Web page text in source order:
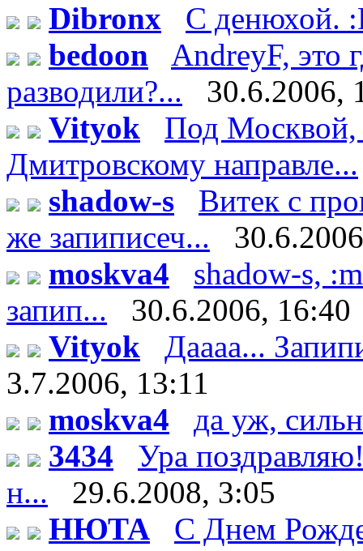
Dibronx
С денюхой.
bedoon
AndreyF, это
разводили?...
30.6.2006,
Vityok
Под Москвой,
Дмитровскому направле...
shadow-s
Витек с
же запиписеч...
moskva4
shadow-s,
запип...
30.6.2006, 16:40
Vityok
Даааа...
3.7.2006, 13:11
moskva4
да уж,
3434
Ура
н...
29.6.2008, 3:05
НЮТА
С Днем